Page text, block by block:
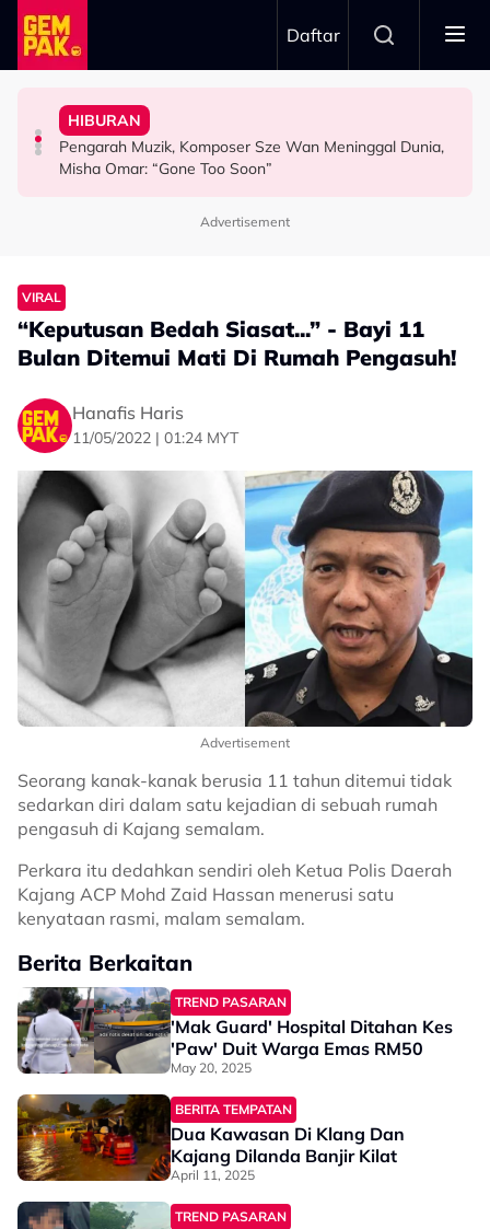
Skip to main content
Daftar
VIRAL
Tular Detik Pilu Di Majlis Pernikahan, Saksi Akad
Meninggal Dunia Sebelum Sempat Sahkan Lafaz
HIBURAN
Pengarah Muzik, Komposer Sze Wan Meninggal Dunia,
Misha Omar: “Gone Too Soon”
SELEBRITI
Stacy Rindu Zaman Persembahan 'All Out', Kongsi
Gelagat Penari Ketika Praktis - "Memang Kena Jeling..."
SELEBRITI
Bukan Penyanyi Ego, Adzrin Adzhar 'Back-Up' Awie -
"Ini Namanya Penyanyi Yang..."
Advertisement
VIRAL
“Keputusan Bedah Siasat...” - Bayi 11
Bulan Ditemui Mati Di Rumah Pengasuh!
Hanafis Haris
11/05/2022 | 01:24 MYT
Advertisement
Seorang kanak-kanak berusia 11 tahun ditemui tidak
sedarkan diri dalam satu kejadian di sebuah rumah
pengasuh di Kajang semalam.
Perkara itu dedahkan sendiri oleh Ketua Polis Daerah
Kajang ACP Mohd Zaid Hassan menerusi satu
kenyataan rasmi, malam semalam.
Berita Berkaitan
TREND PASARAN
'Mak Guard' Hospital Ditahan Kes
'Paw' Duit Warga Emas RM50
May 20, 2025
BERITA TEMPATAN
Dua Kawasan Di Klang Dan
Kajang Dilanda Banjir Kilat
April 11, 2025
TREND PASARAN